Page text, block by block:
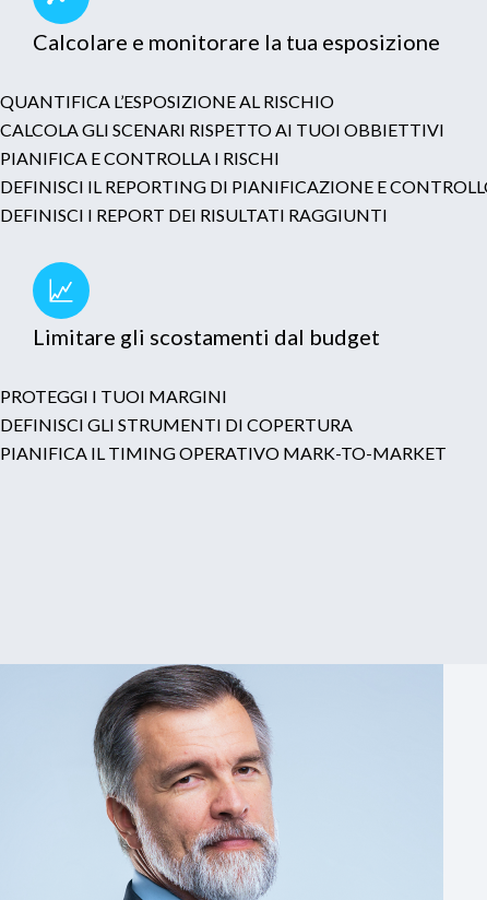
Calcolare e monitorare la tua esposizione
QUANTIFICA L’ESPOSIZIONE AL RISCHIO
CALCOLA GLI SCENARI RISPETTO AI TUOI OBBIETTIVI
PIANIFICA E CONTROLLA I RISCHI
DEFINISCI IL REPORTING DI PIANIFICAZIONE E
DEFINISCI I REPORT DEI RISULTATI RAGGIUNTI
Limitare gli scostamenti dal budget
PROTEGGI I TUOI MARGINI
DEFINISCI GLI STRUMENTI DI COPERTURA
PIANIFICA IL TIMING OPERATIVO MARK-TO-MARKET